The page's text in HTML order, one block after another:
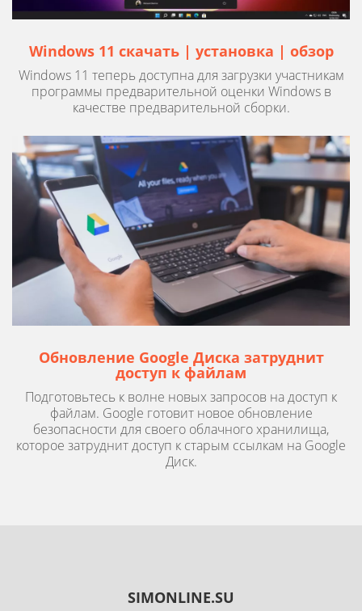
Windows 11 скачать | установка | обзор
Windows 11 теперь доступна для загрузки участникам
программы предварительной оценки Windows в
качестве предварительной сборки.
Обновление Google Диска затруднит
доступ к файлам
Подготовьтесь к волне новых запросов на доступ к
файлам. Google готовит новое обновление
безопасности для своего облачного хранилища,
которое затруднит доступ к старым ссылкам на Google
Диск.
SIMONLINE.SU